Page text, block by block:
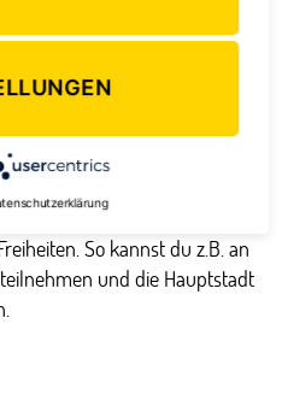
bist, du wirst in jedem Fall
zusammen
verbringen. Jüngere
werden in einem
du schon etwas älter
So kannst du z.B. an
und die Hauptstadt